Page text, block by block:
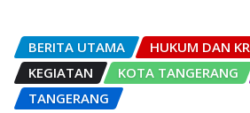
BERITA UTAMA
HUKUM DAN
KEGIATAN
KOTA TANGERANG
TANGERANG